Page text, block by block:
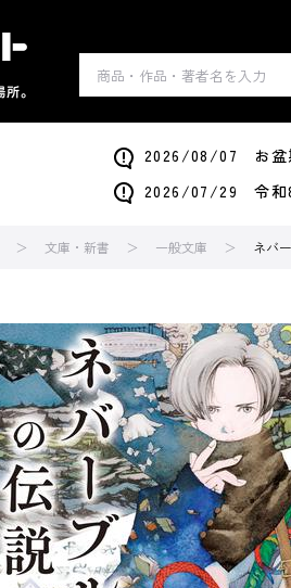
2026/08/07 お盆
2026/07/29 令和8
文庫・新書 一般文庫 ネバ